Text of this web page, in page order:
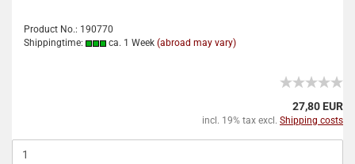
Product No.: 190770
Shippingtime:
ca. 1 Week (abroad may vary)
27,80 EUR
incl. 19% tax excl. Shipping costs